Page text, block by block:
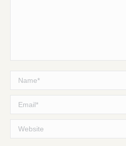
Name *
Email *
Website